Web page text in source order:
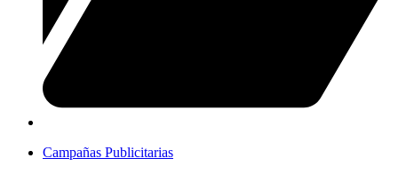
Campañas Publicitarias